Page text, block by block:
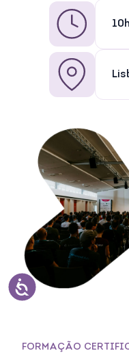
FORMAÇÃO